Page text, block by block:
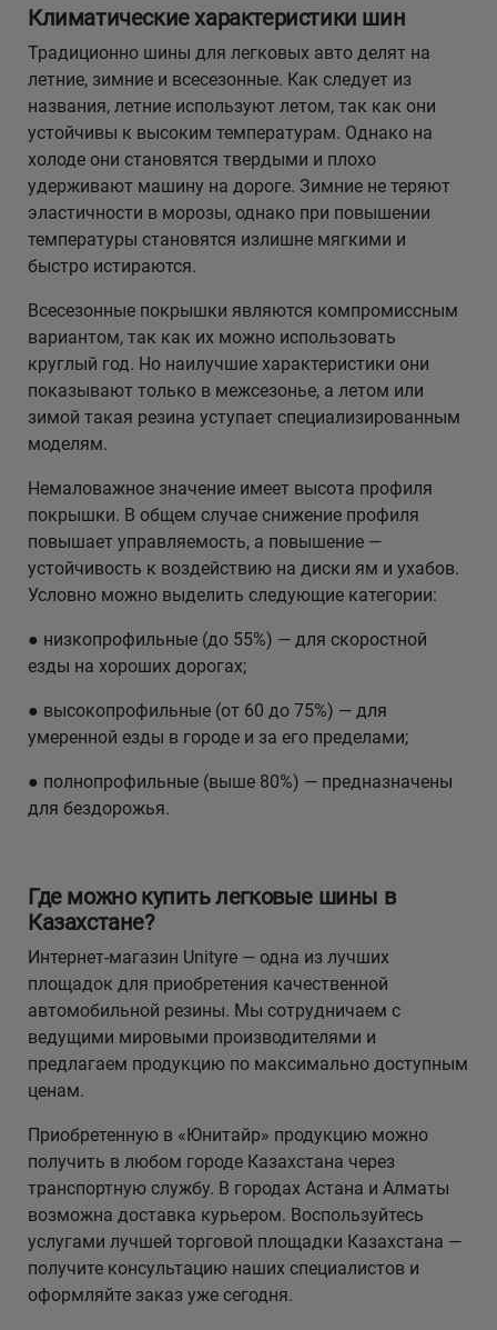
Климатические характеристики шин
Традиционно шины для легковых авто делят на
летние, зимние и всесезонные. Как следует из
названия, летние используют летом, так как они
устойчивы к высоким температурам. Однако на
холоде они становятся твердыми и плохо
удерживают машину на дороге. Зимние не теряют
эластичности в морозы, однако при повышении
температуры становятся излишне мягкими и
быстро истираются.
Всесезонные покрышки являются компромиссным
вариантом, так как их можно использовать
круглый год. Но наилучшие характеристики они
показывают только в межсезонье, а летом или
зимой такая резина уступает специализированным
моделям.
Немаловажное значение имеет высота профиля
покрышки. В общем случае снижение профиля
повышает управляемость, а повышение —
устойчивость к воздействию на диски ям и ухабов.
Условно можно выделить следующие категории:
● низкопрофильные (до 55%) — для скоростной
езды на хороших дорогах;
● высокопрофильные (от 60 до 75%) — для
умеренной езды в городе и за его пределами;
● полнопрофильные (выше 80%) — предназначены
для бездорожья.
Где можно купить легковые шины в
Казахстане?
Интернет-магазин Unityre — одна из лучших
площадок для приобретения качественной
автомобильной резины. Мы сотрудничаем с
ведущими мировыми производителями и
предлагаем продукцию по максимально доступным
ценам.
Приобретенную в «Юнитайр» продукцию можно
получить в любом городе Казахстана через
транспортную службу. В городах Астана и Алматы
возможна доставка курьером. Воспользуйтесь
услугами лучшей торговой площадки Казахстана —
получите консультацию наших специалистов и
оформляйте заказ уже сегодня.